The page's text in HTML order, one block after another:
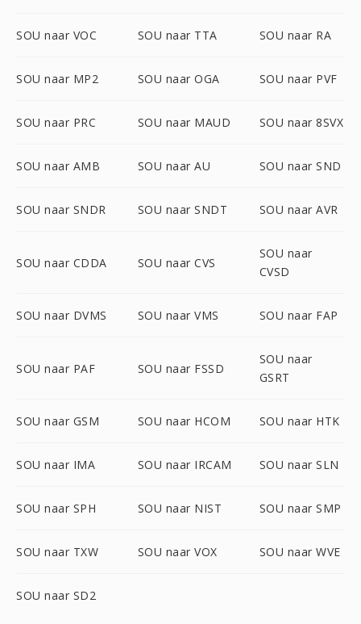
SOU naar VOC SOU naar TTA SOU naar RA
SOU naar MP2 SOU naar OGA SOU naar PVF
SOU naar PRC SOU naar MAUD SOU naar 8SVX
SOU naar AMB SOU naar AU SOU naar SND
SOU naar SNDR SOU naar SNDT SOU naar AVR
SOU naar CDDA SOU naar CVS
SOU naar
CVSD
SOU naar DVMS SOU naar VMS SOU naar FAP
SOU naar PAF SOU naar FSSD
SOU naar
GSRT
SOU naar GSM SOU naar HCOM SOU naar HTK
SOU naar IMA SOU naar IRCAM SOU naar SLN
SOU naar SPH SOU naar NIST SOU naar SMP
SOU naar TXW SOU naar VOX SOU naar WVE
SOU naar SD2